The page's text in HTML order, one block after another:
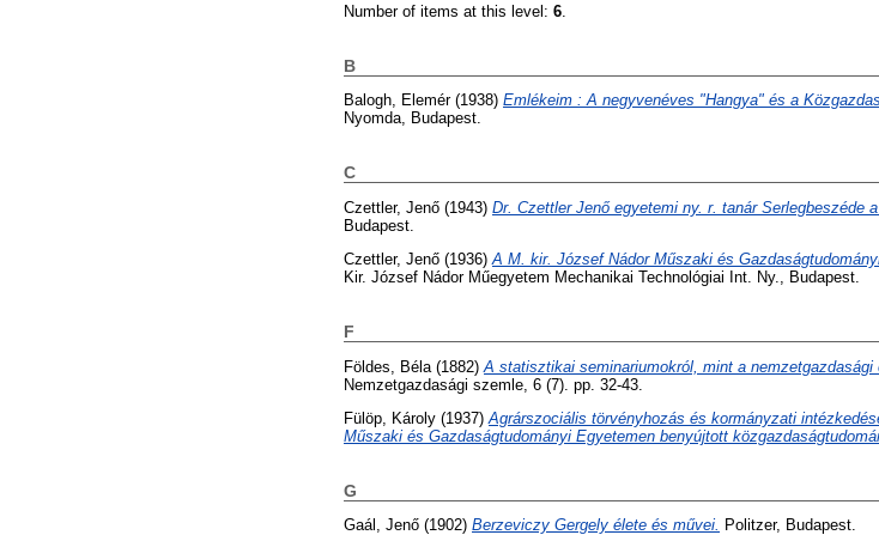
Number of items at this level: 6
B
Balogh, Elemér(1938) Emlékeim : A negyvenéves "Hangya" és a
Nyomda, Budapest.
C
Czettler, Jenő (1943) Dr. Czettler Jenő egyetemi ny. r. tanár Serlegbeszéde
Budapest.
Czettler, Jenő (1936) A M. kir. József Nádor Műszaki és
Kir. József Nádor Műegyetem Mechanikai Technológiai Int. Ny., Budapest.
F
Földes, Béla (1882) A statisztikai seminariumokról, mint a
Nemzetgazdasági szemle, 6 (7). pp. 32-43.
Fülöp, Károly (1937) Agrárszociális törvényhozás és kormányzati
Műszaki és Gazdaságtudományi Egyetemen benyújtott
G
Gaál, Jenő (1902) Berzeviczy Gergely élete és művei. Politzer, Budapest.